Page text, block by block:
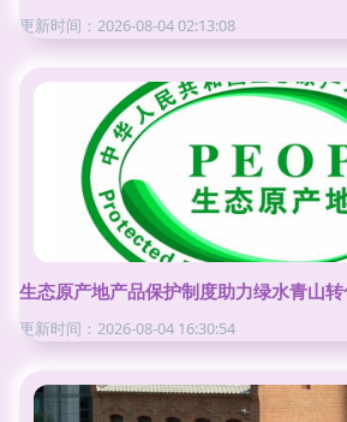
更新时间：2026-08-04 02:13:08
生态原产地产品保护制度助力绿水青山
更新时间：2026-08-04 16:30:54